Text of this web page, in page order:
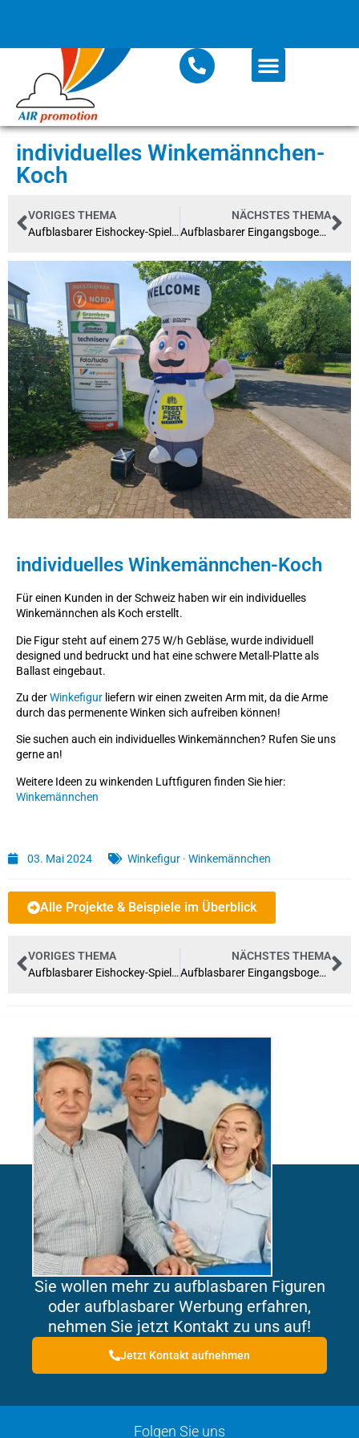
individuelles Winkemännchen-
Koch
VORIGES THEMA
Aufblasbarer Eishockey-Spieler EHC-Berlin
NÄCHSTES THEMA
Aufblasbarer Eingangsbogen – Delmenhorster Sommerwiese
individuelles Winkemännchen-Koch
Für einen Kunden in der Schweiz haben wir ein individuelles
Winkemännchen als Koch erstellt.
Die Figur steht auf einem 275 W/h Gebläse, wurde individuell
designed und bedruckt und hat eine schwere Metall-Platte als
Ballast eingebaut.
Zu derWinkefigur liefern wir einen zweiten Arm mit, da die Arme
durch das permenente Winken sich aufreiben können!
Sie suchen auch ein individuelles Winkemännchen? Rufen Sie uns
gerne an!
Weitere Ideen zu winkenden Luftfiguren finden Sie hier:
Winkemännchen
03. Mai 2024 Winkefigur · Winkemännchen
Alle Projekte & Beispiele im Überblick
VORIGES THEMA
Aufblasbarer Eishockey-Spieler EHC-Berlin
NÄCHSTES THEMA
Aufblasbarer Eingangsbogen – Delmenhorster Sommerwiese
Sie wollen mehr zu aufblasbaren Figuren
oder aufblasbarer Werbung erfahren,
nehmen Sie jetzt Kontakt zu uns auf!
Jetzt Kontakt aufnehmen
Folgen Sie uns